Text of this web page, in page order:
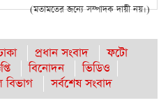
(মতামতের জন্যে সম্পাদক দায়ী নয়।)
প্রধান সংবাদ
ফটো
বিনোদন
ভিডিও
সর্বশেষ সংবাদ